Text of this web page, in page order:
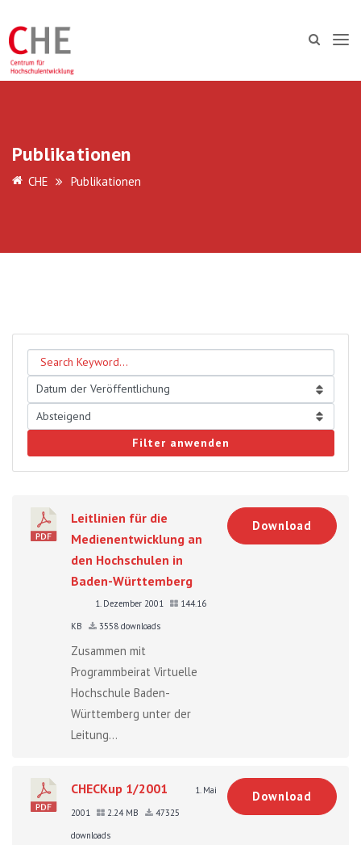
Publikationen
CHE Publikationen
Filter anwenden
Leitlinien für die
Medienentwicklung an
den Hochschulen in
Baden-Württemberg
1. Dezember 2001
144.16
KB
3558 downloads
Zusammen mit
Programmbeirat Virtuelle
Hochschule Baden-
Württemberg unter der
Leitung...
Download
CHECKup 1/2001
1. Mai
2001
2.24 MB
47325
downloads
Download